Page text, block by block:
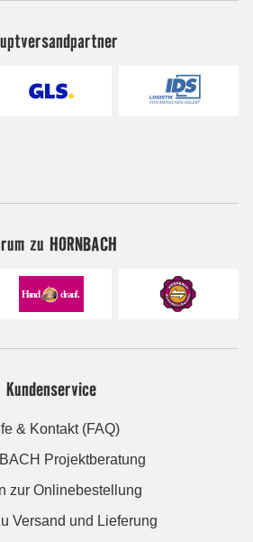
zu HORNBACH
Kundenservice
& Kontakt (FAQ)
Projektberatung
zur Onlinebestellung
Versand und Lieferung